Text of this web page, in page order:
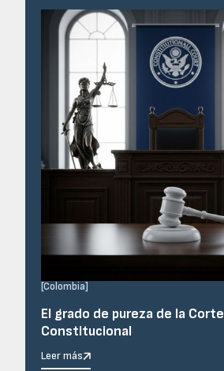
[Colombia]
El grado de pureza de la Corte
Constitucional
Leer más